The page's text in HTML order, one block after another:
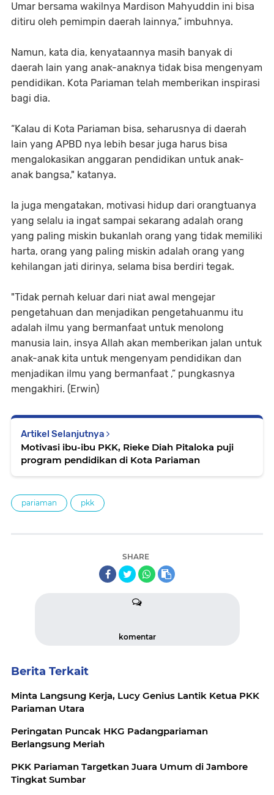
Umar bersama wakilnya Mardison Mahyuddin ini bisa
ditiru oleh pemimpin daerah lainnya,” imbuhnya.
Namun, kata dia, kenyataannya masih banyak di
daerah lain yang anak-anaknya tidak bisa mengenyam
pendidikan. Kota Pariaman telah memberikan inspirasi
bagi dia.
“Kalau di Kota Pariaman bisa, seharusnya di daerah
lain yang APBD nya lebih besar juga harus bisa
mengalokasikan anggaran pendidikan untuk anak-
anak bangsa," katanya.
Ia juga mengatakan, motivasi hidup dari orangtuanya
yang selalu ia ingat sampai sekarang adalah orang
yang paling miskin bukanlah orang yang tidak memiliki
harta, orang yang paling miskin adalah orang yang
kehilangan jati dirinya, selama bisa berdiri tegak.
"Tidak pernah keluar dari niat awal mengejar
pengetahuan dan menjadikan pengetahuanmu itu
adalah ilmu yang bermanfaat untuk menolong
manusia lain, insya Allah akan memberikan jalan untuk
anak-anak kita untuk mengenyam pendidikan dan
menjadikan ilmu yang bermanfaat ,” pungkasnya
mengakhiri. (Erwin)
Artikel Selanjutnya
Motivasi ibu-ibu PKK, Rieke Diah Pitaloka puji
program pendidikan di Kota Pariaman
pariaman pkk
SHARE
komentar
Berita Terkait
Minta Langsung Kerja, Lucy Genius Lantik Ketua PKK
Pariaman Utara
Peringatan Puncak HKG Padangpariaman
Berlangsung Meriah
PKK Pariaman Targetkan Juara Umum di Jambore
Tingkat Sumbar